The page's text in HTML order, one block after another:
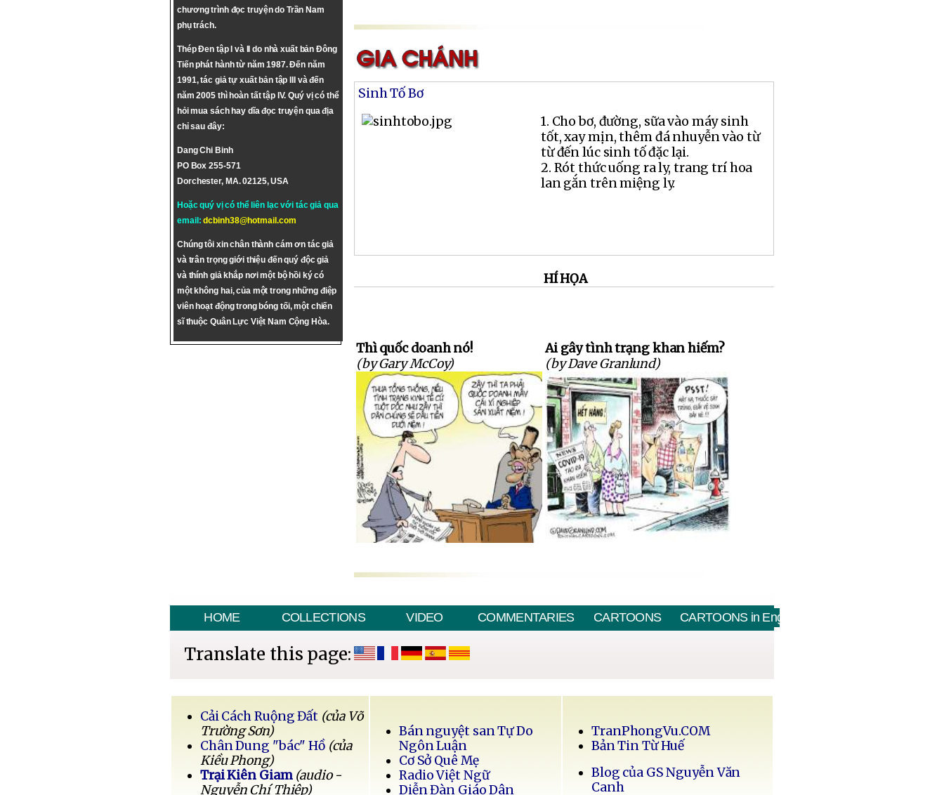
chương trình đọc truyện do Trần Nam
phụ trách.
Thép Đen tập I và II do nhà xuất bản Đông
Tiến phát hành từ năm 1987. Đến năm
1991, tác giả tự xuất bản tập III và đến
năm 2005 thì hoàn tất tập IV. Quý vị có thể
hỏi mua sách hay dĩa đọc truyện qua địa
chỉ sau đây:
Dang Chi Binh
PO Box 255-571
Dorchester, MA. 02125, USA
Hoặc quý vị có thể liên lạc với tác giả qua
email:dcbinh38@hotmail.com
Chúng tôi xin chân thành cám ơn tác giả
và trân trọng giới thiệu đến quý độc giả
và thính giả khắp nơi một bộ hồi ký có
một không hai, của một trong những điệp
viên hoạt động trong bóng tối, một chiến
sĩ thuộc Quân Lực Việt Nam Cộng Hòa.
Sinh Tố Bơ
1. Cho bơ, đường, sữa vào máy sinh
tốt, xay mịn, thêm đá nhuyễn vào từ
từ đến lúc sinh tố đặc lại.
2. Rót thức uống ra ly, trang trí hoa
lan gắn trên miệng ly.
HÍ HỌA
Thì quốc doanh nó!
(by Gary McCoy)
Ai gây tình trạng khan hiếm?
(by Dave Granlund)
HOME COLLECTIONS VIDEO COMMENTARIES CARTOONS CARTOONS in English
Translate this page:
Cải Cách Ruộng Đất (của Võ
Trường Sơn)
Chân Dung "bác" Hồ (của
Kiều Phong)
Trại Kiên Giam (audio -
Nguyễn Chí Thiệp)
Bán nguyệt san Tự Do
Ngôn Luận
Cơ Sở Quê Mẹ
Radio Việt Ngữ
Diễn Đàn Giáo Dân
TranPhongVu.COM
Bản Tin Từ Huế
Blog của GS Nguyễn Văn
Canh